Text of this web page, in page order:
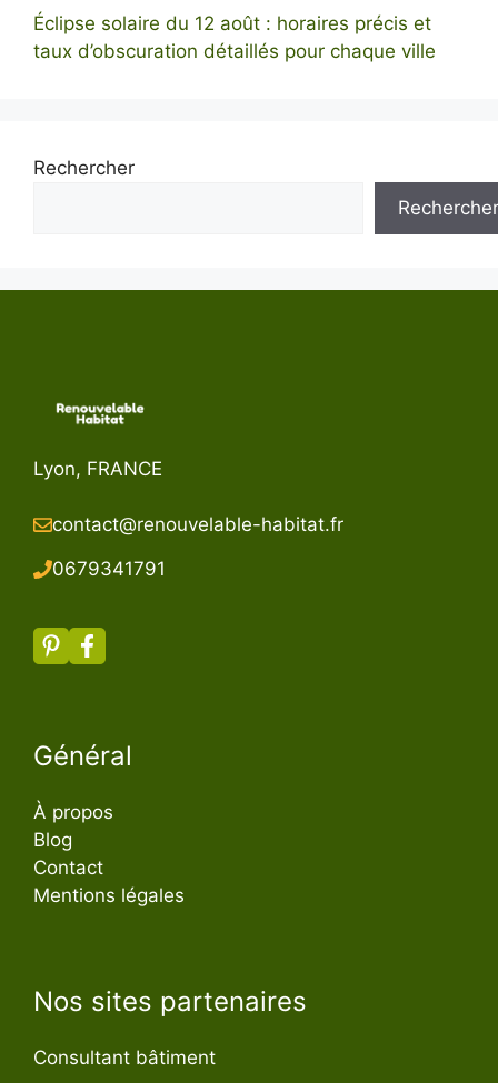
Éclipse solaire du 12 août : horaires précis et
taux d’obscuration détaillés pour chaque ville
Rechercher
Rechercher
Lyon, FRANCE
contact@renouvelable-habitat.fr
0679341791
Général
À propos
Blog
Contact
Mentions légales
Nos sites partenaires
Consultant bâtiment